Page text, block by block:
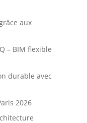
aux
– BIM flexible
durable avec
2026